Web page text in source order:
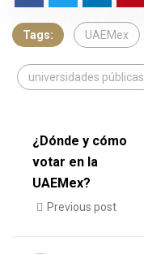
Tags: UAEMex
universidades públicas
¿Dónde y cómo
votar en la
UAEMex?
Previous post